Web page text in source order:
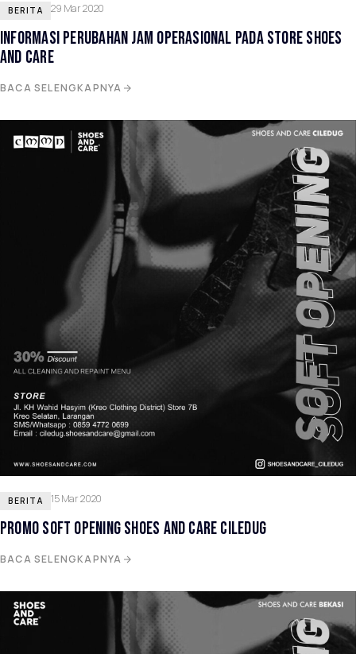
BERITA 29 Mar 2020
INFORMASI PERUBAHAN JAM OPERASIONAL PADA STORE SHOES
AND CARE
BACA SELENGKAPNYA
BERITA 15 Mar 2020
PROMO SOFT OPENING SHOES AND CARE CILEDUG
BACA SELENGKAPNYA